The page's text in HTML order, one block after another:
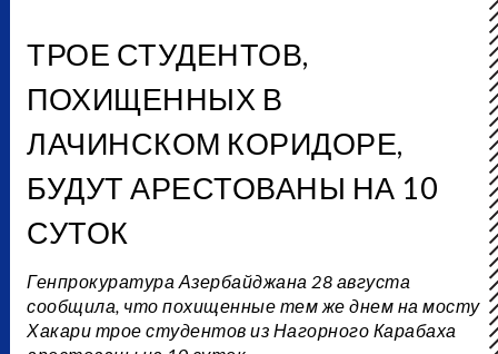
ТРОЕ СТУДЕНТОВ,
ПОХИЩЕННЫХ В
ЛАЧИНСКОМ КОРИДОРЕ,
БУДУТ АРЕСТОВАНЫ НА 10
СУТОК
Генпрокуратура Азербайджана 28 августа
сообщила, что похищенные тем же днем на мосту
Хакари трое студентов из Нагорного Карабаха